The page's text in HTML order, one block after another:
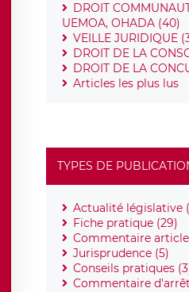
DROIT
UEMOA, OHADA (40)
VEILLE JURIDIQUE
DROIT DE LA
DROIT DE LA
Articles les plus lus
TYPES DE
Actualité législative
Fiche pratique (29)
Commentaire article
Jurisprudence (5)
Conseils pratiques
Commentaire